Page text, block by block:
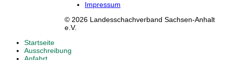
Impressum
© 2026 Landesschachverband Sachsen-Anhalt
e.V.
Startseite
Ausschreibung